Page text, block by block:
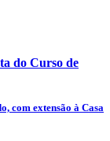
do Curso de
com extensão à Casa